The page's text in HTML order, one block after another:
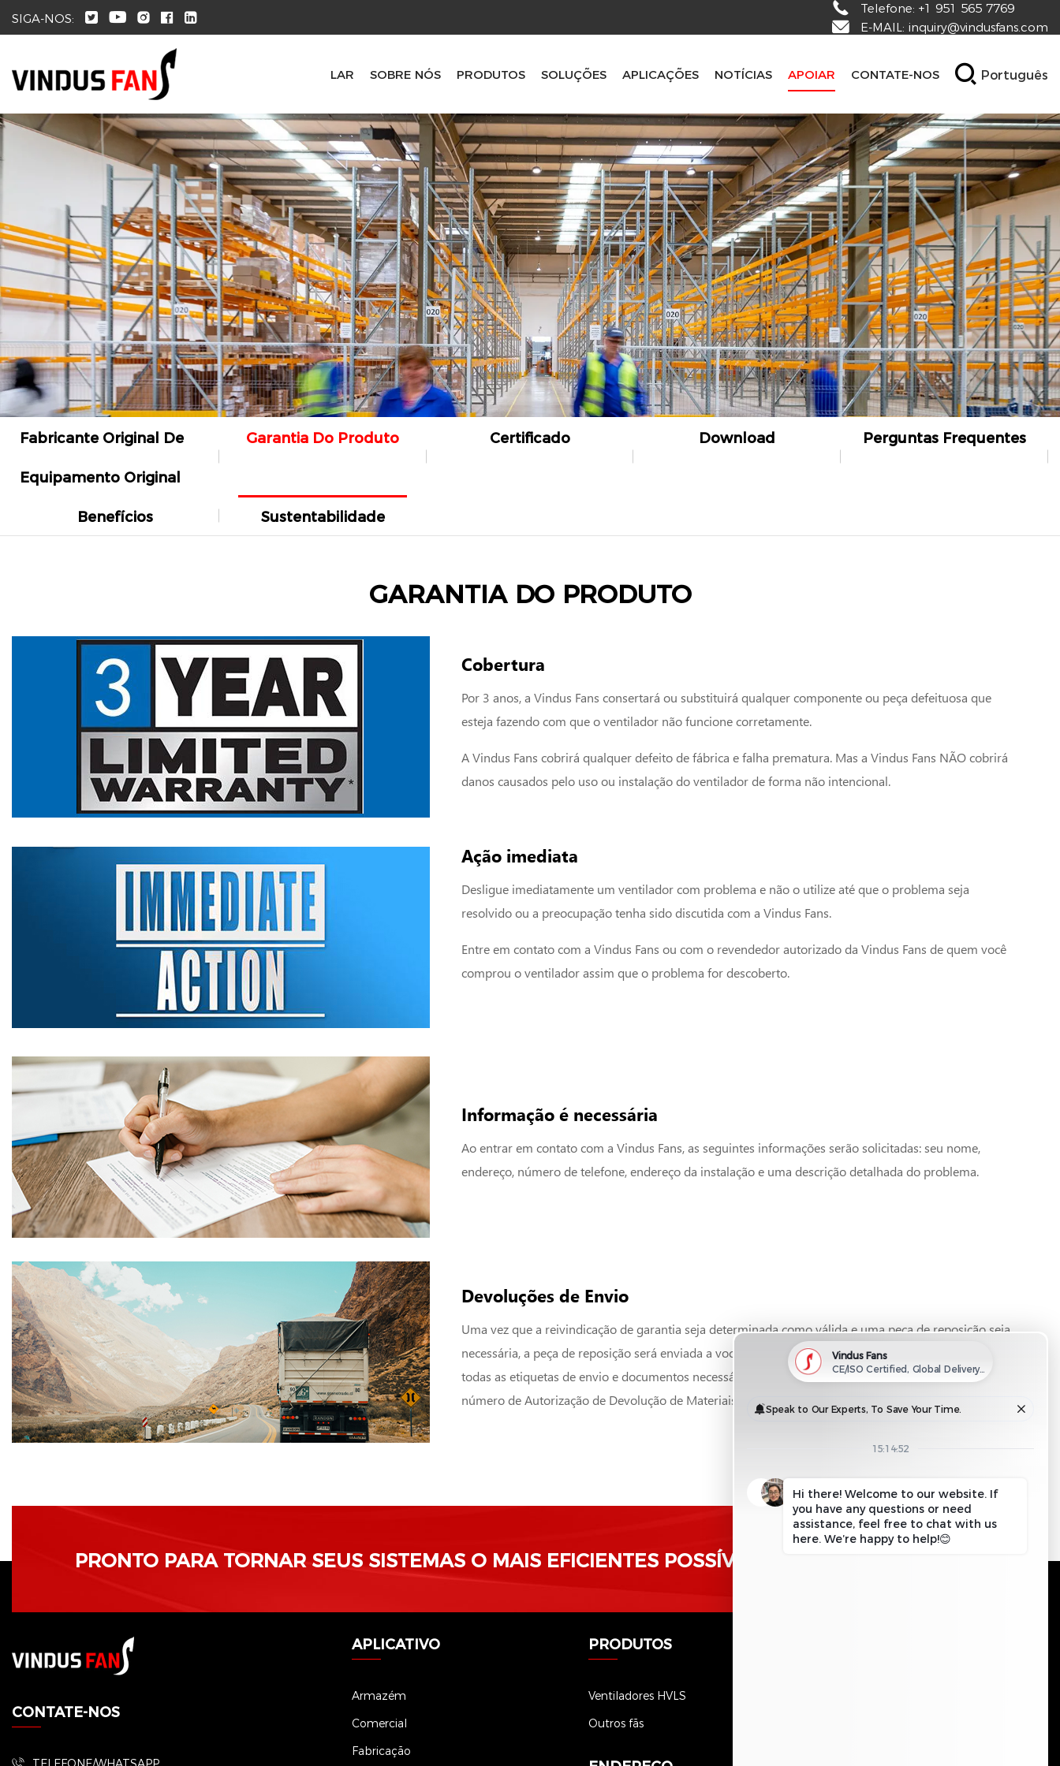
SIGA-NOS:
Telefone: +1 951 565 7769
E-MAIL: inquiry@vindusfans.com
LAR SOBRE NÓS PRODUTOS SOLUÇÕES APLICAÇÕES NOTÍCIAS APOIAR CONTATE-NOS Português
Fabricante Original De
Equipamento Original
Garantia Do Produto Certificado Download Perguntas Frequentes
Benefícios Sustentabilidade
GARANTIA DO PRODUTO
Cobertura
Por 3 anos, a Vindus Fans consertará ou substituirá qualquer componente ou peça defeituosa que
esteja fazendo com que o ventilador não funcione corretamente.
A Vindus Fans cobrirá qualquer defeito de fábrica e falha prematura. Mas a Vindus Fans NÃO cobrirá
danos causados pelo uso ou instalação do ventilador de forma não intencional.
Ação imediata
Desligue imediatamente um ventilador com problema e não o utilize até que o problema seja
resolvido ou a preocupação tenha sido discutida com a Vindus Fans.
Entre em contato com a Vindus Fans ou com o revendedor autorizado da Vindus Fans de quem você
comprou o ventilador assim que o problema for descoberto.
Informação é necessária
Ao entrar em contato com a Vindus Fans, as seguintes informações serão solicitadas: seu nome,
endereço, número de telefone, endereço da instalação e uma descrição detalhada do problema.
Devoluções de Envio
Uma vez que a reivindicação de garantia seja determinada como válida e uma peça de reposição seja
necessária, a peça de reposição será enviada a você. Incluído no envio da peça de reposição estarão
todas as etiquetas de envio e documentos necessários para devolver a peça original, incluindo um
número de Autorização de Devolução de Materiais (RMA).
PRONTO PARA TORNAR SEUS SISTEMAS O MAIS EFICIENTES POSSÍVEL?
CONTATE-NOS
TELEFONE/WHATSAPP
APLICATIVO
Armazém
Comercial
Fabricação
PRODUTOS
Ventiladores HVLS
Outros fãs